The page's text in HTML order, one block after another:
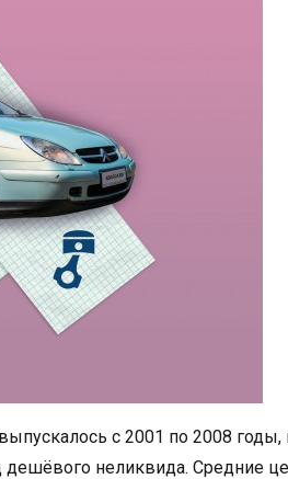
с 2001 по 2008
дешёвого неликвида. Средние